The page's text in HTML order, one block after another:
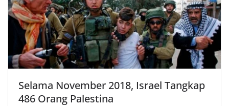
Selama November 2018, Israel Tangkap
486 Orang Palestina